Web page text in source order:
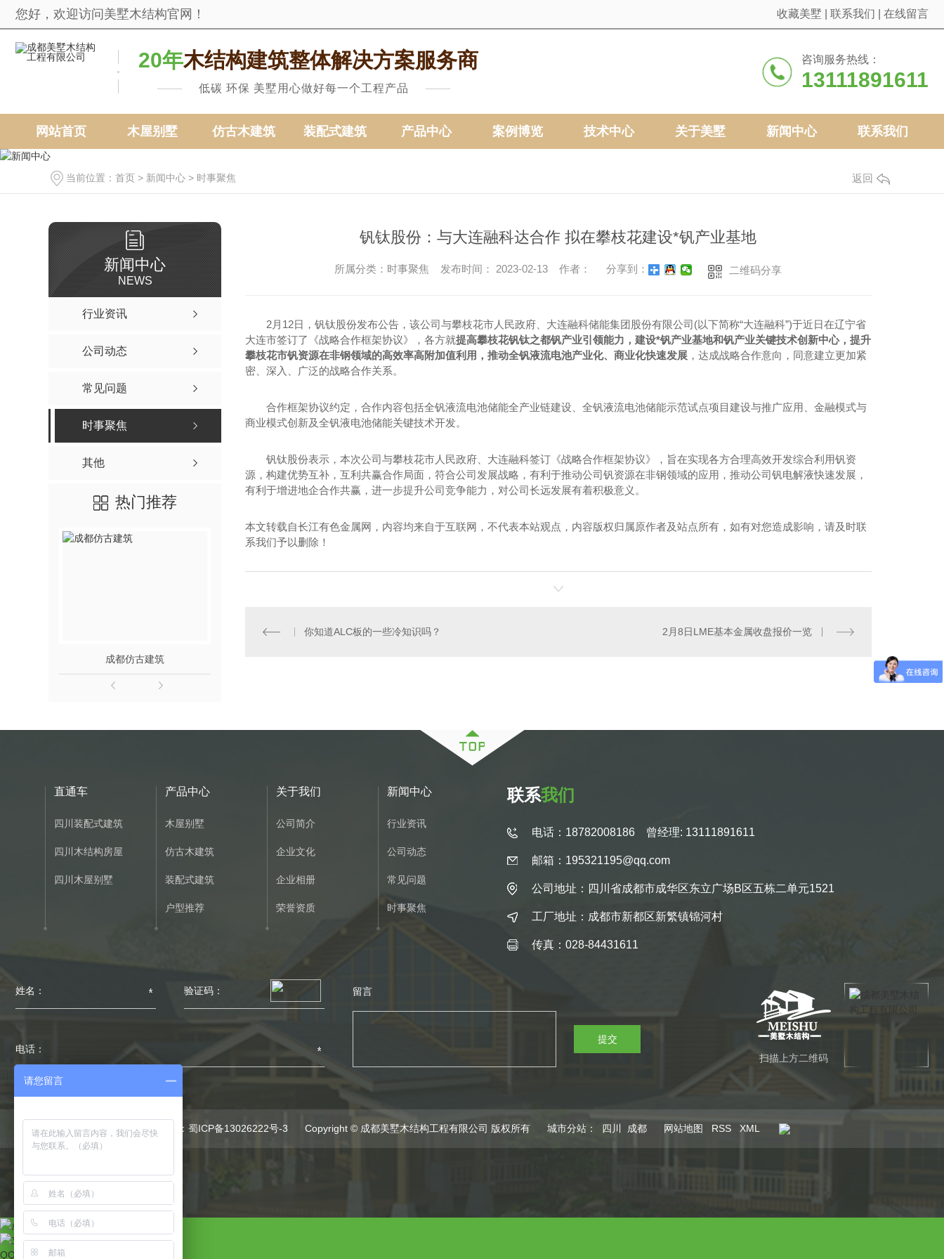
您好，欢迎访问美墅木结构官网！ 收藏美墅 联系我们 在线留言
20年木结构建筑整体解决方案服务商
低碳 环保 美墅用心做好每一个工程产品
咨询服务热线：
13111891611
网站首页 木屋别墅 仿古木建筑 装配式建筑 产品中心 案例博览 技术中心 关于美墅 新闻中心 联系我们
当前位置： 首页 > 新闻中心 > 时事聚焦 返回
新闻中心
NEWS
行业资讯
公司动态
常见问题
时事聚焦
其他
热门推荐
成都仿古建筑
钒钛股份：与大连融科达合作 拟在攀枝花建设*钒产业基地
所属分类：时事聚焦 发布时间： 2023-02-13 作者： 分享到： 二维码分享
2月12日，钒钛股份发布公告，该公司与攀枝花市人民政府、大连融科储能集团股份有限公司(以下简称“大连融科”)于近日在辽宁省
大连市签订了《战略合作框架协议》，各方就提高攀枝花钒钛之都钒产业引领能力，建设*钒产业基地和钒产业关键技术创新中心，提升
攀枝花市钒资源在非钢领域的高效率高附加值利用，推动全钒液流电池产业化、商业化快速发展，达成战略合作意向，同意建立更加紧
密、深入、广泛的战略合作关系。
合作框架协议约定，合作内容包括全钒液流电池储能全产业链建设、全钒液流电池储能示范试点项目建设与推广应用、金融模式与
商业模式创新及全钒液电池储能关键技术开发。
钒钛股份表示，本次公司与攀枝花市人民政府、大连融科签订《战略合作框架协议》，旨在实现各方合理高效开发综合利用钒资
源，构建优势互补，互利共赢合作局面，符合公司发展战略，有利于推动公司钒资源在非钢领域的应用，推动公司钒电解液快速发展，
有利于增进地企合作共赢，进一步提升公司竞争能力，对公司长远发展有着积极意义。
本文转载自长江有色金属网，内容均来自于互联网，不代表本站观点，内容版权归属原作者及站点所有，如有对您造成影响，请及时联
系我们予以删除！
你知道ALC板的一些冷知识吗？ 2月8日LME基本金属收盘报价一览
直通车
四川装配式建筑
四川木结构房屋
四川木屋别墅
产品中心
木屋别墅
仿古木建筑
装配式建筑
户型推荐
关于我们
公司简介
企业文化
企业相册
荣誉资质
新闻中心
行业资讯
公司动态
常见问题
时事聚焦
联系我们
电话：18782008186 曾经理: 13111891611
邮箱：195321195@qq.com
公司地址：四川省成都市成华区东立广场B区五栋二单元1521
工厂地址：成都市新都区新繁镇锦河村
传真：028-84431611
留言
提交
扫描上方二维码
备案号： 蜀ICP备13026222号-3 Copyright © 成都美墅木结构工程有限公司 版权所有 城市分站： 四川 成都 网站地图 RSS XML
请您留言
点击联系客服
QQ咨询